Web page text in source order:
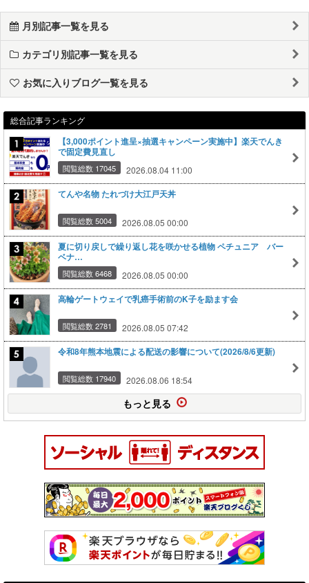
月別記事一覧を見る
カテゴリ別記事一覧を見る
お気に入りブログ一覧を見る
総合記事ランキング
【3,000ポイント進呈×抽選キャンペーン実施中】楽天でんき
で固定費見直し
閲覧総数 17045 2026.08.04 11:00
てんや名物 たれづけ大江戸天丼
閲覧総数 5004 2026.08.05 00:00
夏に切り戻しで繰り返し花を咲かせる植物 ペチュニア バー
ベナ…
閲覧総数 6468 2026.08.05 00:00
高輪ゲートウェイで乳癌手術前のK子を励ます会
閲覧総数 2781 2026.08.05 07:42
令和8年熊本地震による配送の影響について(2026/8/6更新)
閲覧総数 17940 2026.08.06 18:54
もっと見る